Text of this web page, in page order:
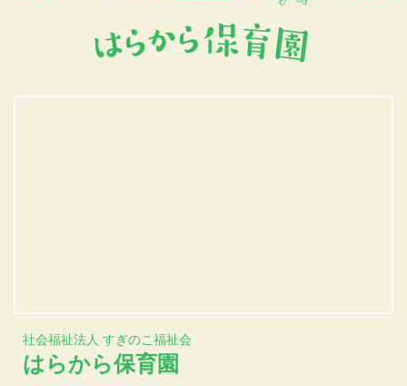
社会福祉法人 すぎのこ福祉会
はらから保育園